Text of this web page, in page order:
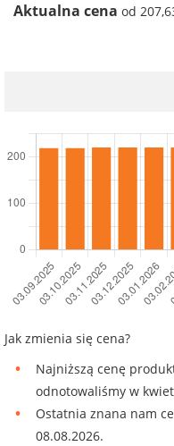
Aktualna cena od
Jak zmienia się cena?
Najniższą cenę
odnotowaliśmy w
Ostatnia znana nam
08.08.2026.